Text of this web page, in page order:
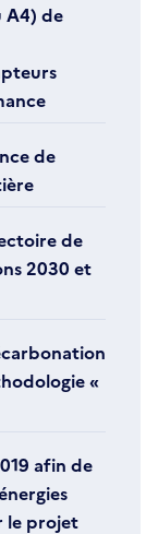
A4) de
de
de
2030 et
«
afin de
le projet